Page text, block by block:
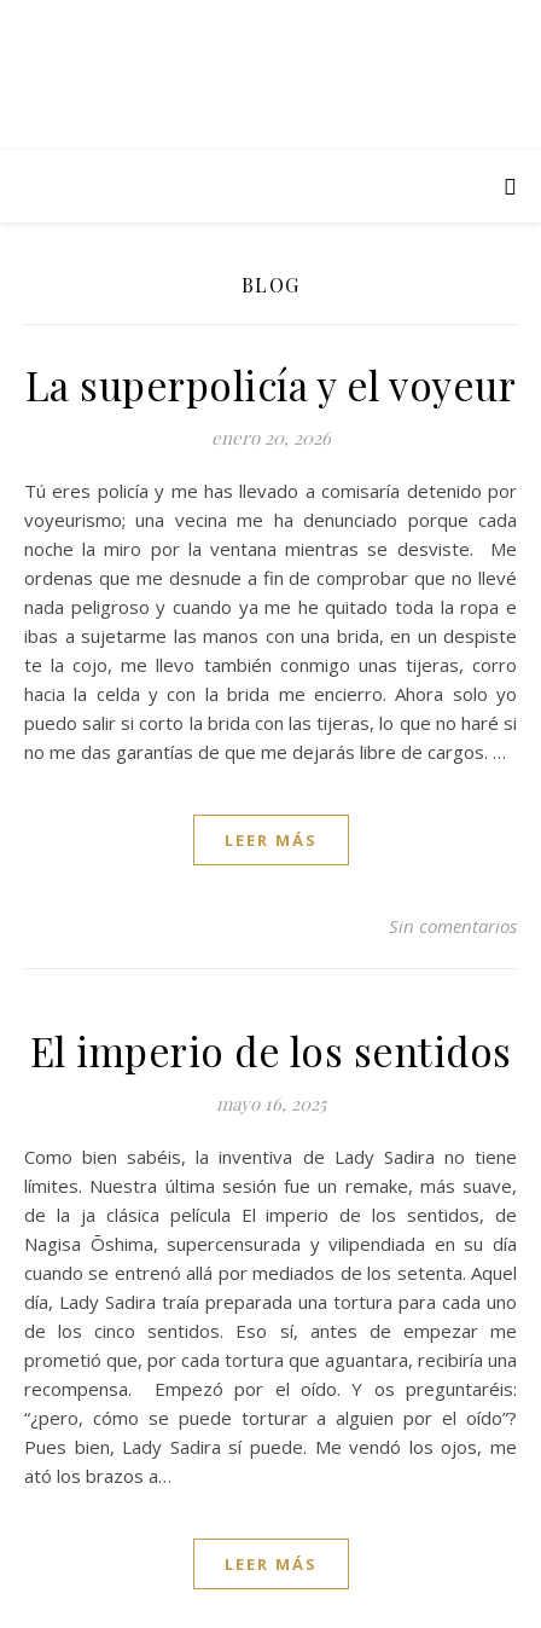
BLOG
La superpolicía y el voyeur
enero 20, 2026
Tú eres policía y me has llevado a comisaría detenido por
voyeurismo; una vecina me ha denunciado porque cada
noche la miro por la ventana mientras se desviste. Me
ordenas que me desnude a fin de comprobar que no llevé
nada peligroso y cuando ya me he quitado toda la ropa e
ibas a sujetarme las manos con una brida, en un despiste
te la cojo, me llevo también conmigo unas tijeras, corro
hacia la celda y con la brida me encierro. Ahora solo yo
puedo salir si corto la brida con las tijeras, lo que no haré si
no me das garantías de que me dejarás libre de cargos. …
LEER MÁS
Sin comentarios
El imperio de los sentidos
mayo 16, 2025
Como bien sabéis, la inventiva de Lady Sadira no tiene
límites. Nuestra última sesión fue un remake, más suave,
de la ja clásica película El imperio de los sentidos, de
Nagisa Ōshima, supercensurada y vilipendiada en su día
cuando se entrenó allá por mediados de los setenta. Aquel
día, Lady Sadira traía preparada una tortura para cada uno
de los cinco sentidos. Eso sí, antes de empezar me
prometió que, por cada tortura que aguantara, recibiría una
recompensa. Empezó por el oído. Y os preguntaréis:
“¿pero, cómo se puede torturar a alguien por el oído”?
Pues bien, Lady Sadira sí puede. Me vendó los ojos, me
ató los brazos a…
LEER MÁS